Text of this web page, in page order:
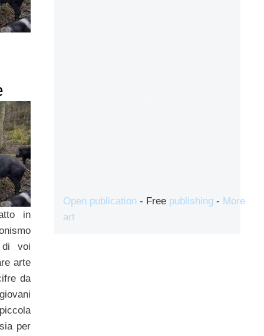
in
di voi
arte
da
per
Open publication - Free publishing - More
art